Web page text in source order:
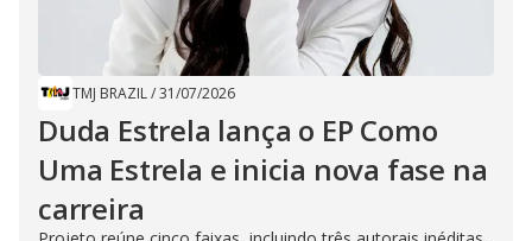
TMJ BRAZIL/31/07/2026
Duda Estrela lança o EP Como
Uma Estrela e inicia nova fase na
carreira